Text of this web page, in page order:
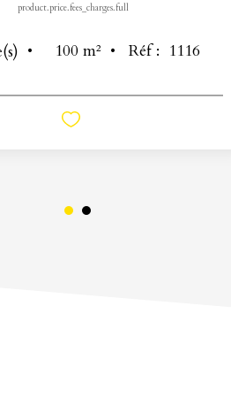
product.price.fees_charges.full
100 m² Réf : 1116